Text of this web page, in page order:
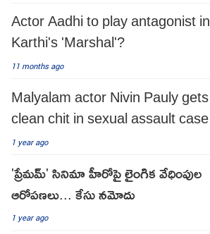
Actor Aadhi to play antagonist in
Karthi's 'Marshal'?
11 months ago
Malyalam actor Nivin Pauly gets
clean chit in sexual assault case
1 year ago
'ప్రేమమ్' సినిమా హీరోపై లైంగిక వేధింపుల
ఆరోపణలు... కేసు నమోదు
1 year ago